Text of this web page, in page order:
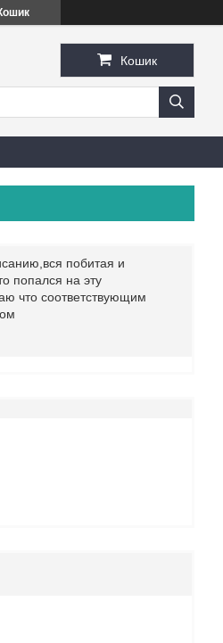
Кошик
побитая и
попался на эту
что соответствующим